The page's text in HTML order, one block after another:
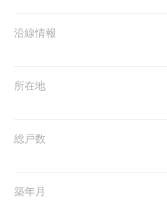
沿線情報
所在地
総戸数
築年月